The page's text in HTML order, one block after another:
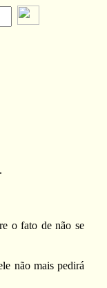
o fato de não se
não mais pedirá